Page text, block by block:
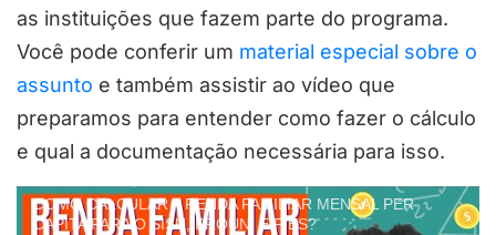
as instituições que fazem parte do programa.
Você pode conferir um material especial sobre o
assunto e também assistir ao vídeo que
preparamos para entender como fazer o cálculo
e qual a documentação necessária para isso.
COMO CALCULAR A RENDA FAMILIAR MENSAL PER
CAPITA PARA O SISU, PROUNI E FIES?